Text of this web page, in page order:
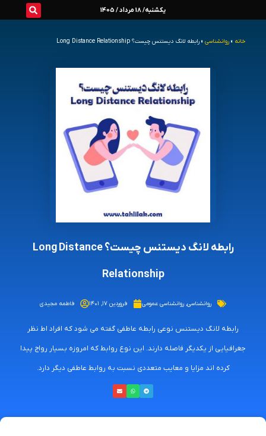
یکشنبه/ 18 مرداد / 1405
خانه » روانشناسی » رابطه لانگ دیستنس چیست؟ Long Distance Relationship
رابطه لانگ دیستنس چیست؟ Long Distance
Relationship
روانشناسی, روانشناسی عمومی فروردین ۱۷, ۱۴۰۱ فاطمه مجیدی
رابطه لانگ دیستنس نوعی رابطه عاطفی گفته می شود که افراد اط نظر
جغرافیایی از یکدیگر فاصله دارند. این نوع روابط که امروزه بسیار رواج پیدا
کرده اند مزایا و معایب متعددی نسبت به روابط عاطفی دیگر دارد.